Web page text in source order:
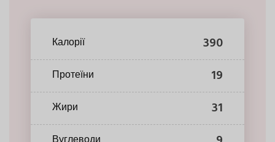
Калорії 390
Протеїни 19
Жири 31